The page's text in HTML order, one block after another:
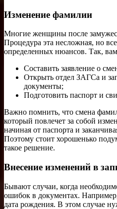
Изменение фамилии
Многие женщины после
Процедура эта несложная, но
определенных нюансов. Так, вам
Составить заявление о
Открыть отдел ЗАГСа и
документы;
Подготовить паспорт и
Важно помнить, что смена
который повлечет за собой
начиная от паспорта и
Поэтому стоит хорошенько
такое решение.
Внесение изменений в
Бывают случаи, когда
ошибок в документах.
дата рождения. В этом случае